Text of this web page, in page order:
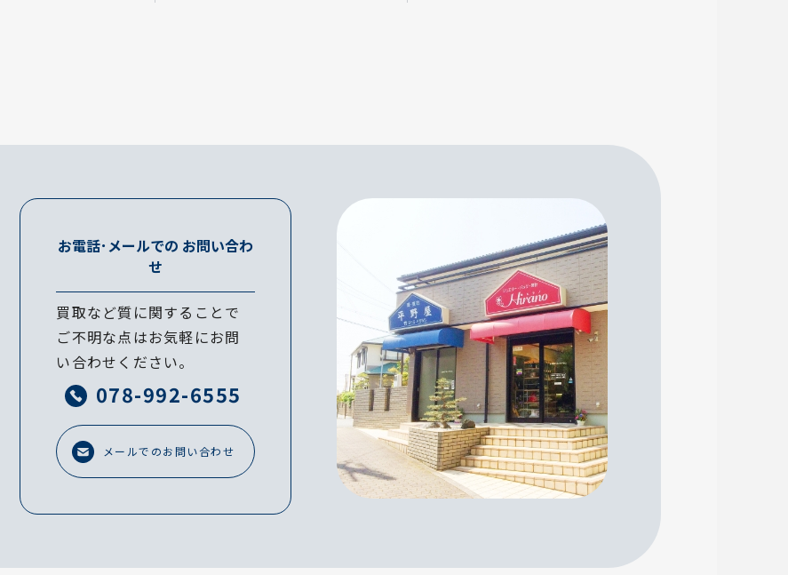
お電話･メールでの お問い合わ
せ
買取など質に関することで
ご不明な点はお気軽にお問
い合わせください。
078-992-6555
メールでのお問い合わせ